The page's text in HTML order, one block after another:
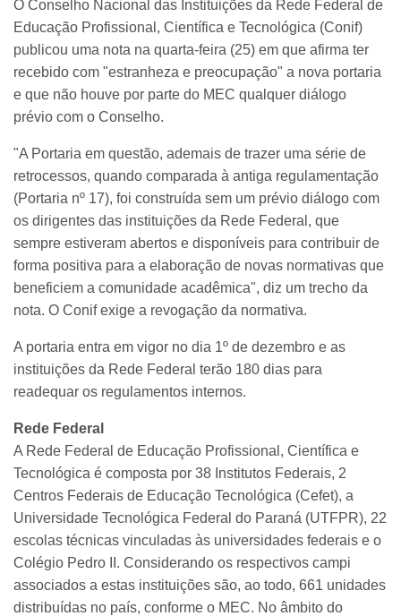
O Conselho Nacional das Instituições da Rede Federal de
Educação Profissional, Científica e Tecnológica (Conif)
publicou uma nota na quarta-feira (25) em que afirma ter
recebido com "estranheza e preocupação" a nova portaria
e que não houve por parte do MEC qualquer diálogo
prévio com o Conselho.
"A Portaria em questão, ademais de trazer uma série de
retrocessos, quando comparada à antiga regulamentação
(Portaria nº 17), foi construída sem um prévio diálogo com
os dirigentes das instituições da Rede Federal, que
sempre estiveram abertos e disponíveis para contribuir de
forma positiva para a elaboração de novas normativas que
beneficiem a comunidade acadêmica", diz um trecho da
nota. O Conif exige a revogação da normativa.
A portaria entra em vigor no dia 1º de dezembro e as
instituições da Rede Federal terão 180 dias para
readequar os regulamentos internos.
Rede Federal
A Rede Federal de Educação Profissional, Científica e
Tecnológica é composta por 38 Institutos Federais, 2
Centros Federais de Educação Tecnológica (Cefet), a
Universidade Tecnológica Federal do Paraná (UTFPR), 22
escolas técnicas vinculadas às universidades federais e o
Colégio Pedro II. Considerando os respectivos campi
associados a estas instituições são, ao todo, 661 unidades
distribuídas no país, conforme o MEC. No âmbito do